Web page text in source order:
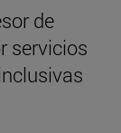
de
servicios